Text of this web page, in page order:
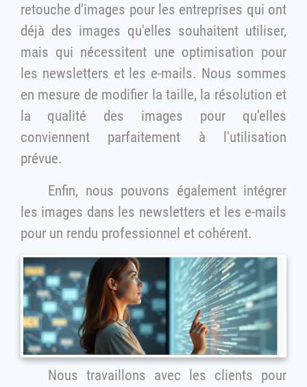
retouche d'images pour les entreprises qui ont
déjà des images qu'elles souhaitent utiliser,
mais qui nécessitent une optimisation pour
les newsletters et les e-mails. Nous sommes
en mesure de modifier la taille, la résolution et
la qualité des images pour qu'elles
conviennent parfaitement à l'utilisation
prévue.
Enfin, nous pouvons également intégrer
les images dans les newsletters et les e-mails
pour un rendu professionnel et cohérent.
Nous travaillons avec les clients pour